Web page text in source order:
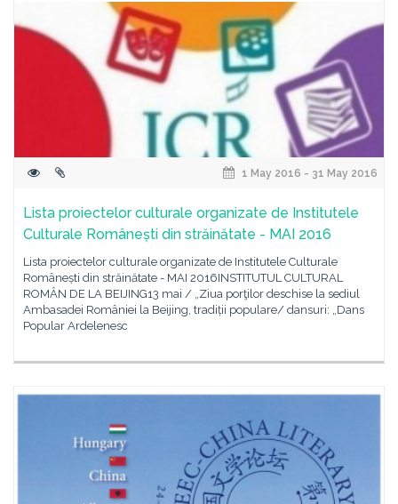
1 May 2016 - 31 May 2016
Lista proiectelor culturale organizate de Institutele
Culturale Românești din străinătate - MAI 2016
Lista proiectelor culturale organizate de Institutele Culturale
Românești din străinătate - MAI 2016INSTITUTUL CULTURAL
ROMÂN DE LA BEIJING13 mai / „Ziua porţilor deschise la sediul
Ambasadei României la Beijing, tradiții populare/ dansuri: „Dans
Popular Ardelenesc